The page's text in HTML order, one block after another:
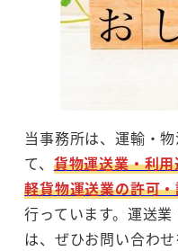
当事務所は、運輸・
て、 貨物運送業・利
軽貨物運送業の許可
行っています。運送
は、ぜひお問い合わ